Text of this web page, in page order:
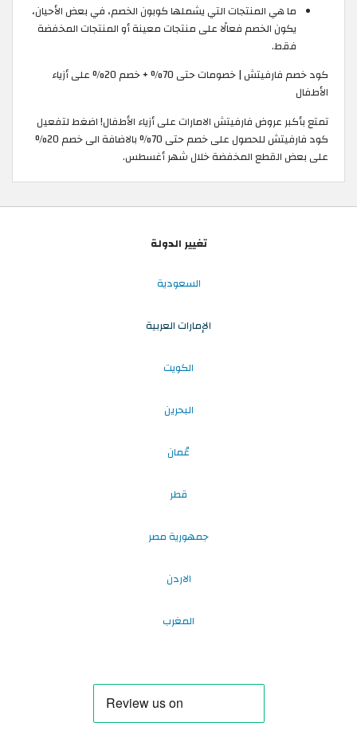
ما هي المنتجات التي يشملها كوبون الخصم، في بعض الأحيان،
يكون الخصم فعالًا على منتجات معينة أو المنتجات المخفضة
فقط.
كود خصم فارفيتش | خصومات حتى 70% + خصم 20% على أزياء
الأطفال
تمتع بأكبر عروض فارفيتش الامارات على أزياء الأطفال! اضغط لتفعيل
كود فارفيتش للحصول على خصم حتى 70% بالاضافة الى خصم 20%
على بعض القطع المخفضة خلال شهر أغسطس.
تغيير الدولة
السعودية
الإمارات العربية
الكويت
البحرين
عُمان
قطر
جمهورية مصر
الاردن
المغرب